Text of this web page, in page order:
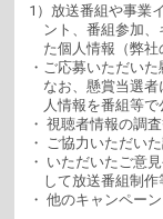
1）放送番組や事業
ント、番組参加
た個人情報（弊社
・ご応募いただい
なお、懸賞当選
人情報を番組等
・ 視聴者情報の調
・ ご協力いただい
・ いただいたご意
して放送番組制
・ 他のキャンペー